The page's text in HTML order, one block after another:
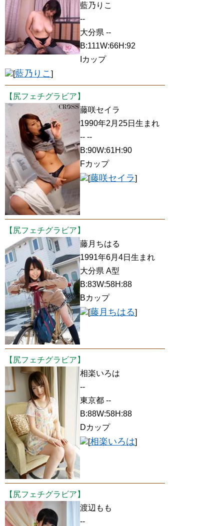
藍乃りこ
--
大分県 --
B:111W:66H:92
Iカップ
[藍乃りこ ]
【尻フェチグラビア】
藤咲セイラ
1990年2月25日生まれ
-- --
B:90W:61H:90
Fカップ
[藤咲セイラ]
【尻フェチグラビア】
藤月ちはる
1991年6月4日生まれ
大分県 A型
B:83W:58H:88
Bカップ
[藤月ちはる]
【尻フェチグラビア】
相楽いろは
--
東京都 --
B:88W:58H:88
Dカップ
[相楽いろは]
【尻フェチグラビア】
渡辺もも
--